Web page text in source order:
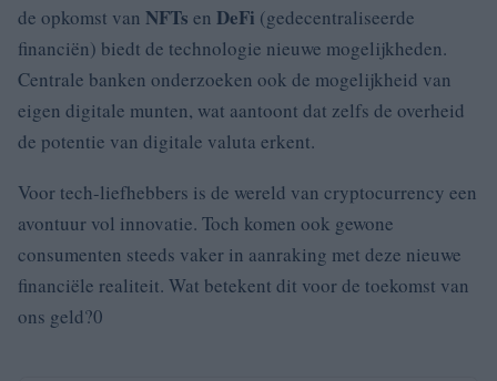
de opkomst van NFTs en DeFi (gedecentraliseerde
financiën) biedt de technologie nieuwe mogelijkheden.
Centrale banken onderzoeken ook de mogelijkheid van
eigen digitale munten, wat aantoont dat zelfs de overheid
de potentie van digitale valuta erkent.
Voor tech-liefhebbers is de wereld van cryptocurrency een
avontuur vol innovatie. Toch komen ook gewone
consumenten steeds vaker in aanraking met deze nieuwe
financiële realiteit. Wat betekent dit voor de toekomst van
ons geld?0